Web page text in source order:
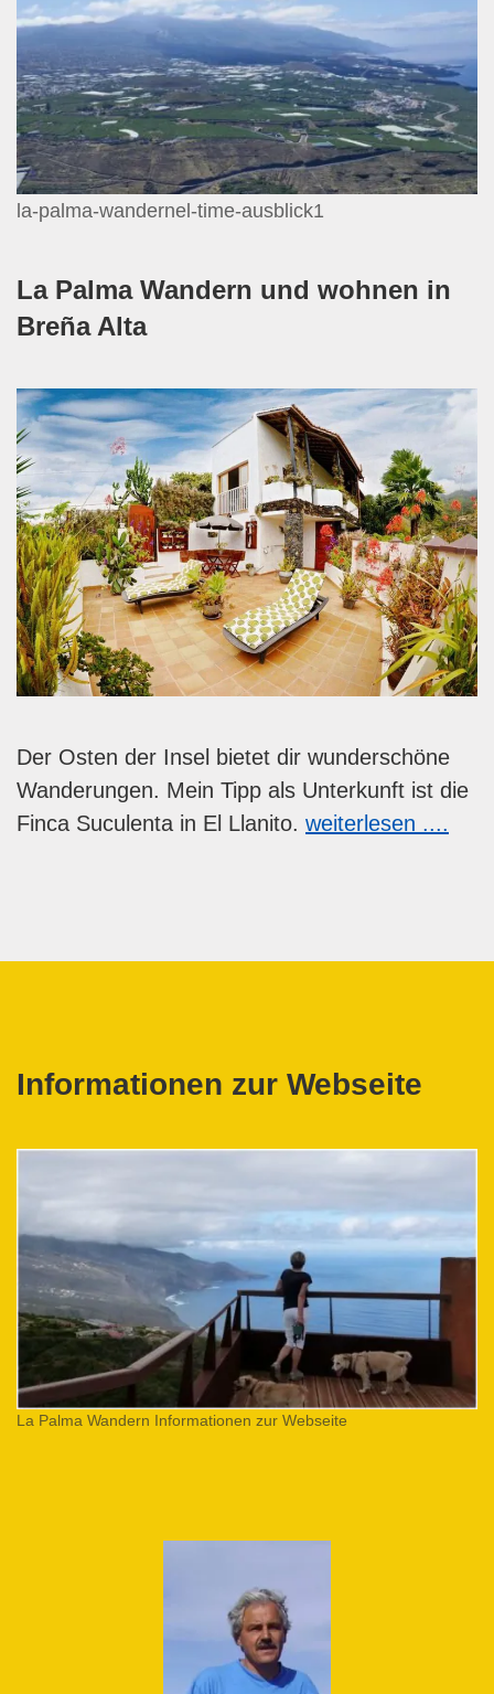
la-palma-wandernel-time-ausblick1
La Palma Wandern und wohnen in
Breña Alta
Der Osten der Insel bietet dir wunderschöne
Wanderungen. Mein Tipp als Unterkunft ist die
Finca Suculenta in El Llanito. weiterlesen ....
Informationen zur Webseite
La Palma Wandern Informationen zur Webseite